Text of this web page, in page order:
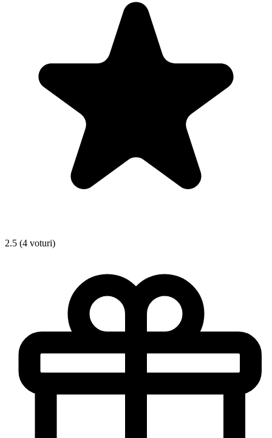
2.5 (4 voturi)